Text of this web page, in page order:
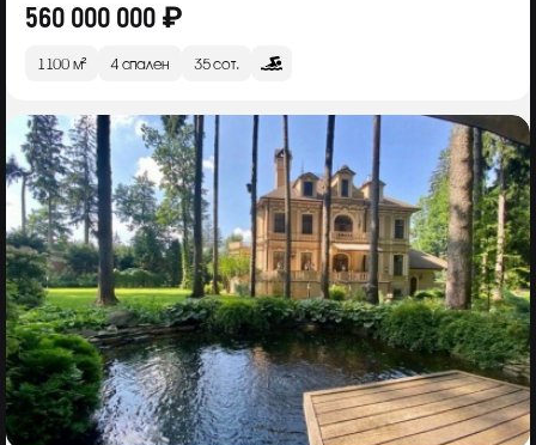
560 000 000 ₽
1100 м² 4 спален 35 сот.